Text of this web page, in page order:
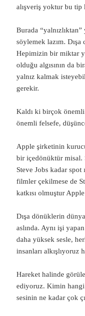
alışveriş yoktur bu tip
Burada “yalnızlıktan”
söylemek lazım.
Hepimizin bir miktar
olduğu algısının da
yalnız kalmak
gerekir.
Kaldı ki birçok
önemli felsefe,
Apple şirketinin
bir içedönüktür misal.
Steve Jobs kadar spot
filmler çekilmese de
katkısı olmuştur
Dışa dönüklerin
aslında. Aynı işi
daha yüksek sesle,
insanları
Hareket halinde
ediyoruz. Kimin hangi
sesinin ne kadar çok